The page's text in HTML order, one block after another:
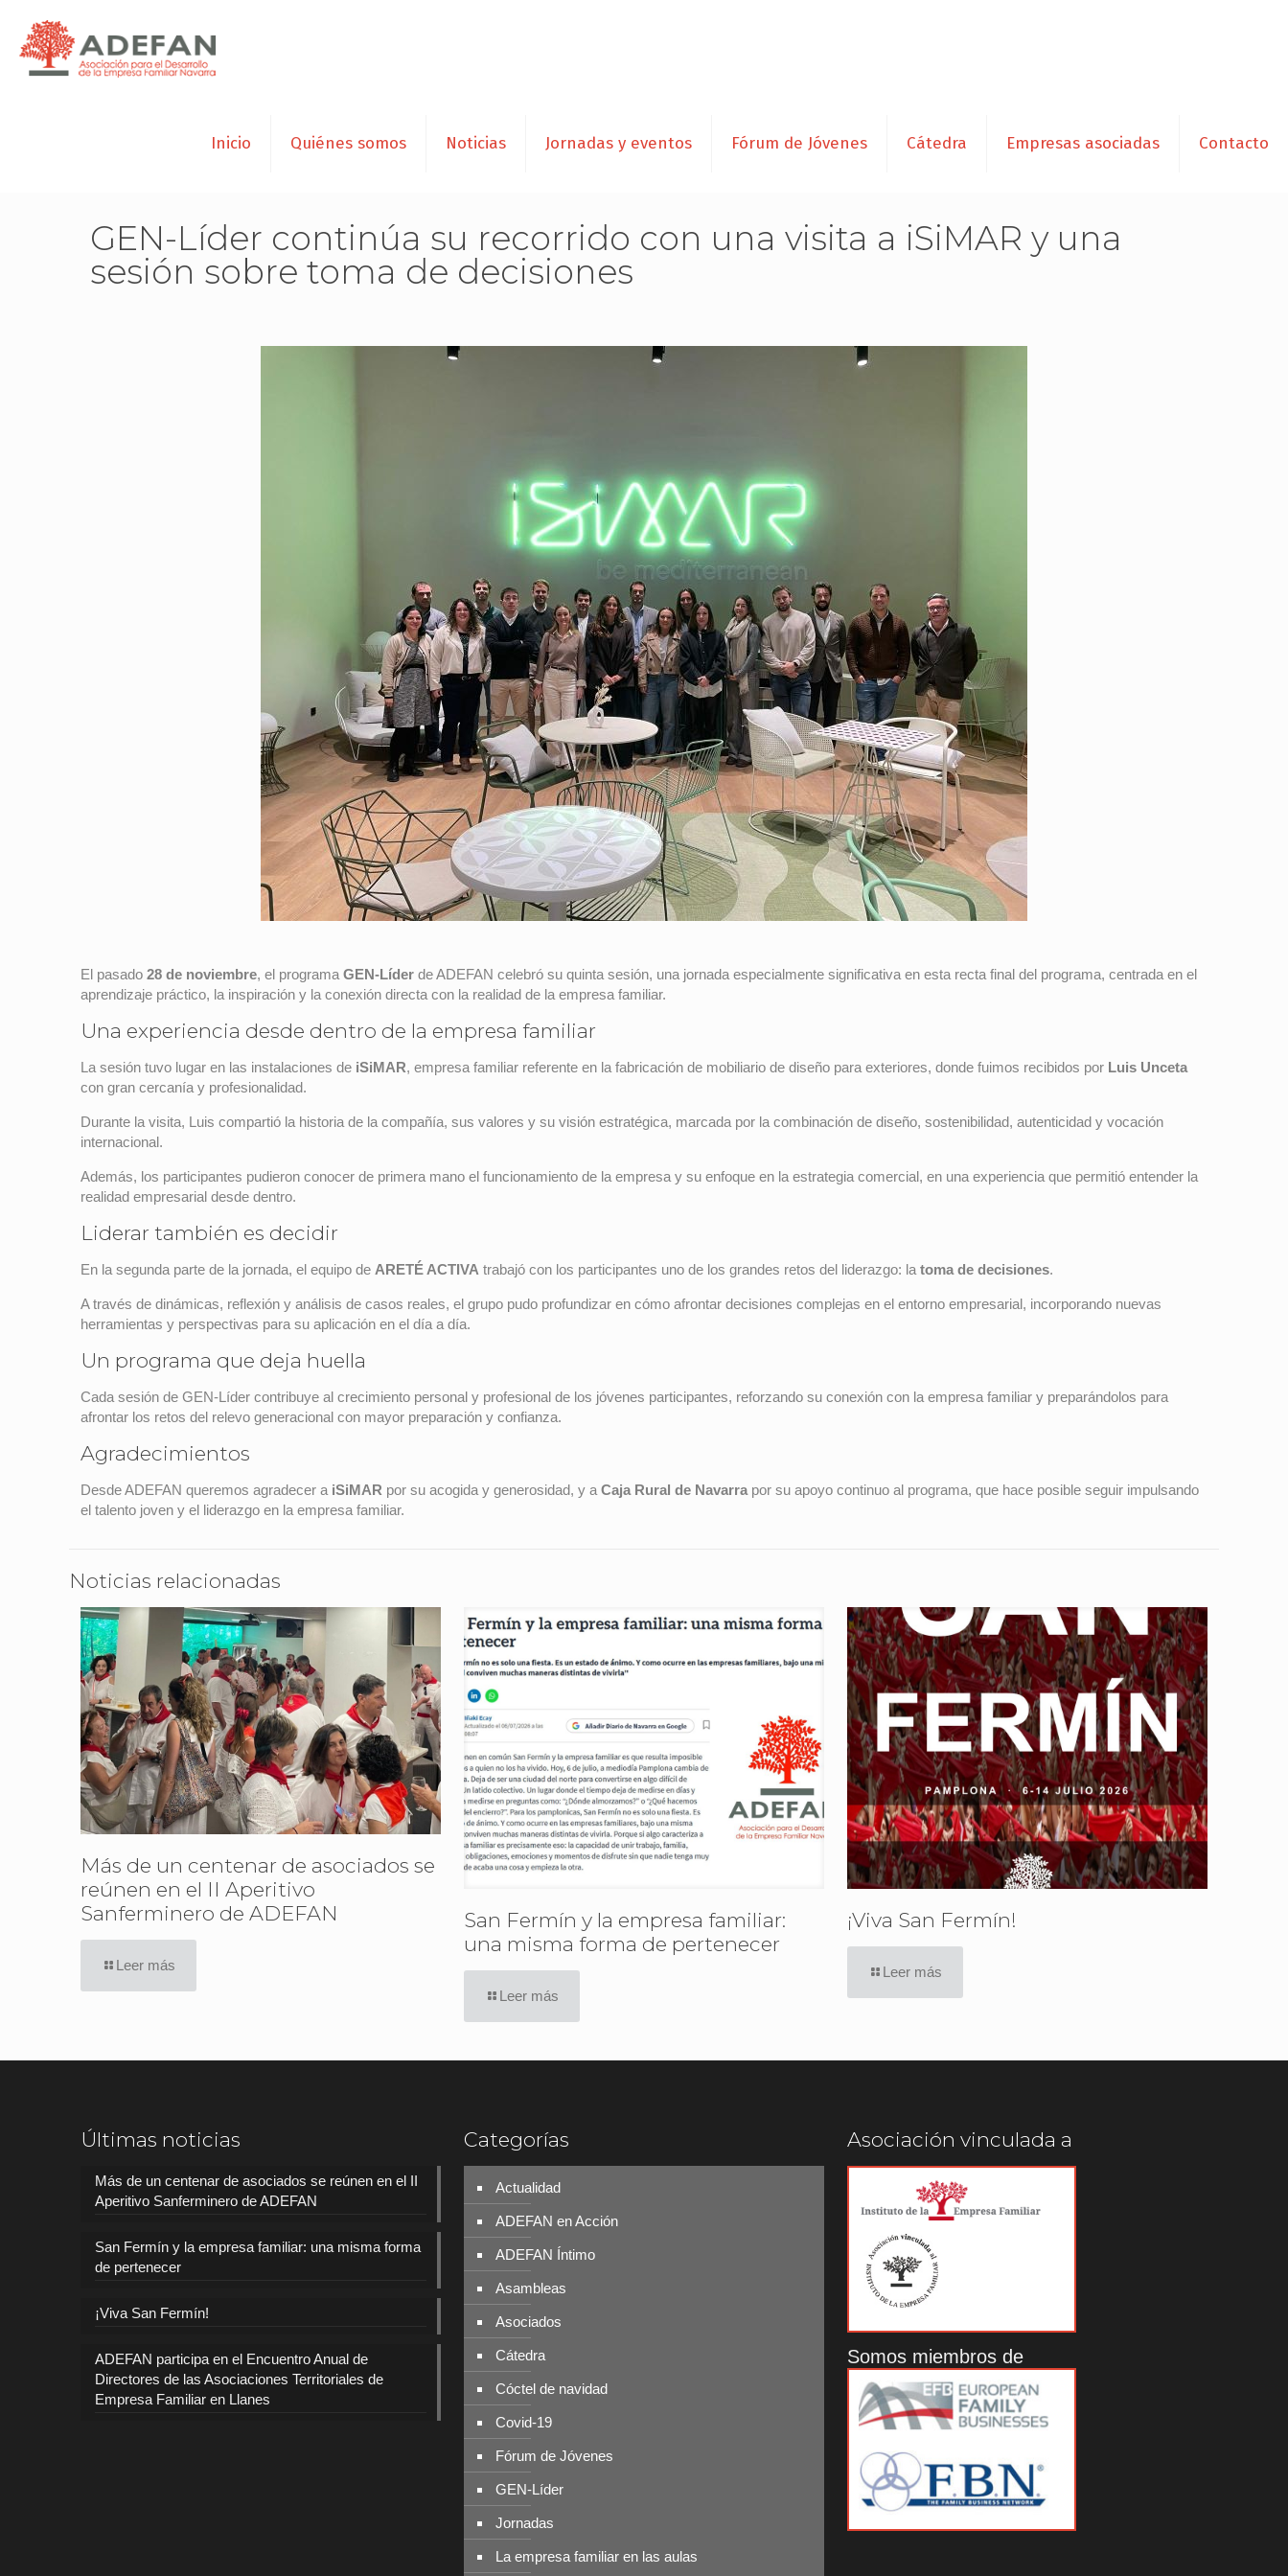
Inicio Quiénes somos Noticias Jornadas y eventos Fórum de Jóvenes Cátedra Empresas asociadas Contacto
GEN-Líder continúa su recorrido con una visita a iSiMAR y una
sesión sobre toma de decisiones
El pasado 28 de noviembre, el programa GEN-Líder de ADEFAN celebró su quinta sesión, una jornada especialmente significativa en esta recta final del programa, centrada en el
aprendizaje práctico, la inspiración y la conexión directa con la realidad de la empresa familiar.
Una experiencia desde dentro de la empresa familiar
La sesión tuvo lugar en las instalaciones de iSiMAR, empresa familiar referente en la fabricación de mobiliario de diseño para exteriores, donde fuimos recibidos por Luis Unceta
con gran cercanía y profesionalidad.
Durante la visita, Luis compartió la historia de la compañía, sus valores y su visión estratégica, marcada por la combinación de diseño, sostenibilidad, autenticidad y vocación
internacional.
Además, los participantes pudieron conocer de primera mano el funcionamiento de la empresa y su enfoque en la estrategia comercial, en una experiencia que permitió entender la
realidad empresarial desde dentro.
Liderar también es decidir
En la segunda parte de la jornada, el equipo de ARETÉ ACTIVA trabajó con los participantes uno de los grandes retos del liderazgo: la toma de decisiones.
A través de dinámicas, reflexión y análisis de casos reales, el grupo pudo profundizar en cómo afrontar decisiones complejas en el entorno empresarial, incorporando nuevas
herramientas y perspectivas para su aplicación en el día a día.
Un programa que deja huella
Cada sesión de GEN-Líder contribuye al crecimiento personal y profesional de los jóvenes participantes, reforzando su conexión con la empresa familiar y preparándolos para
afrontar los retos del relevo generacional con mayor preparación y confianza.
Agradecimientos
Desde ADEFAN queremos agradecer a iSiMAR por su acogida y generosidad, y a Caja Rural de Navarra por su apoyo continuo al programa, que hace posible seguir impulsando
el talento joven y el liderazgo en la empresa familiar.
Noticias relacionadas
Más de un centenar de asociados se
reúnen en el II Aperitivo
Sanferminero de ADEFAN
Leer más
San Fermín y la empresa familiar:
una misma forma de pertenecer
Leer más
¡Viva San Fermín!
Leer más
Últimas noticias
Más de un centenar de asociados se reúnen en el II
Aperitivo Sanferminero de ADEFAN
San Fermín y la empresa familiar: una misma forma
de pertenecer
¡Viva San Fermín!
ADEFAN participa en el Encuentro Anual de
Directores de las Asociaciones Territoriales de
Empresa Familiar en Llanes
Categorías
Actualidad
ADEFAN en Acción
ADEFAN Íntimo
Asambleas
Asociados
Cátedra
Cóctel de navidad
Covid-19
Fórum de Jóvenes
GEN-Líder
Jornadas
La empresa familiar en las aulas
Asociación vinculada a
Somos miembros de